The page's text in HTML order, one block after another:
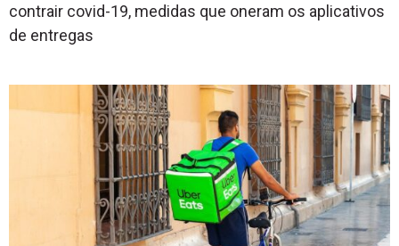
contrair covid-19, medidas que oneram os aplicativos
de entregas